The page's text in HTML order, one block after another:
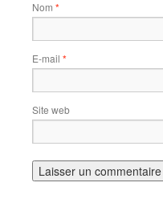
Nom *
E-mail *
Site web